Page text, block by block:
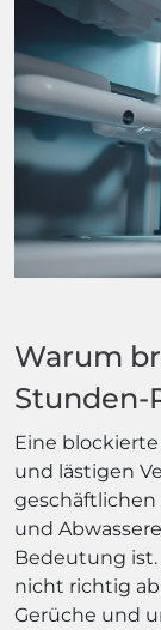
Warum
Stunden-
Eine
und lästigen
geschäftlichen
und
Bedeutung
nicht richtig
Gerüche und